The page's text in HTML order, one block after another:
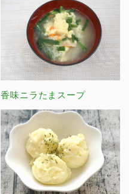
香味ニラたまスープ